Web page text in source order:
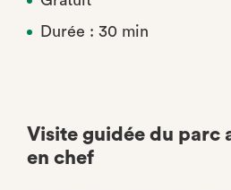
Durée : 30 min
Visite guidée du parc
en chef